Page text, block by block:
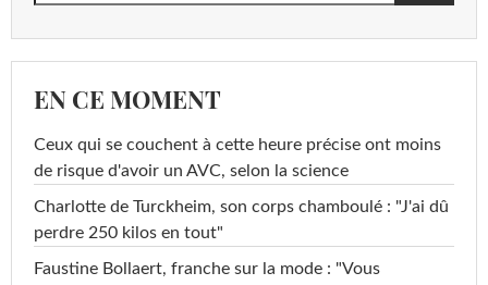
EN CE MOMENT
Ceux qui se couchent à cette heure précise ont moins
de risque d'avoir un AVC, selon la science
Charlotte de Turckheim, son corps chamboulé : "J'ai dû
perdre 250 kilos en tout"
Faustine Bollaert, franche sur la mode : "Vous